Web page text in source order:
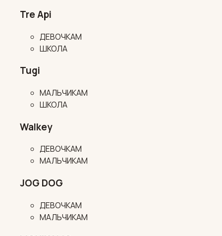
Tre Api
ДЕВОЧКАМ
ШКОЛА
Tugi
МАЛЬЧИКАМ
ШКОЛА
Walkey
ДЕВОЧКАМ
МАЛЬЧИКАМ
JOG DOG
ДЕВОЧКАМ
МАЛЬЧИКАМ